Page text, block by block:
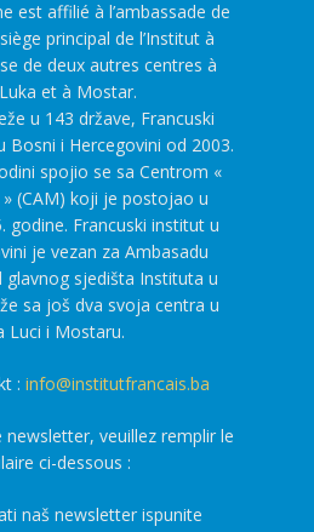
est affilié à l’ambassade de
principal de l’Institut à
de deux autres centres à
et à Mostar.
u 143 države, Francuski
Bosni i Hercegovini od 2003.
spojio se sa Centrom «
(CAM) koji je postojao u
godine. Francuski institut u
je vezan za Ambasadu
glavnog sjedišta Instituta u
sa još dva svoja centra u
Luci i Mostaru.
: info@institutfrancais.ba
veuillez remplir le
ci-dessous :
naš newsletter ispunite